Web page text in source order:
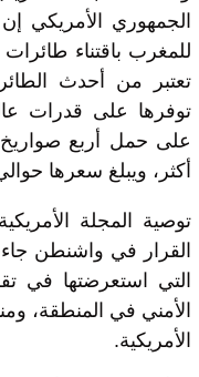
الجمهوري الأمريكي إن
تعتبر من أحدث
توفرها على قدرات
على حمل أربع
أكثر، ويبلغ سعرها حوالي 17 مليون
توصية المجلة
القرار في واشنطن
التي استعرضتها في
الأمني في المنطقة،
الأمريكية.